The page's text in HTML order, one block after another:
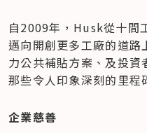
自2009年，Husk從十間
邁向開創更多工廠的道路
力公共補貼方案、及投
那些令人印象深刻的里程
企業慈善